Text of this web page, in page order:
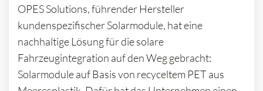
OPES Solutions, führender Hersteller
kundenspezifischer Solarmodule, hat eine
nachhaltige Lösung für die solare
Fahrzeugintegration auf den Weg gebracht:
Solarmodule auf Basis von recyceltem PET aus